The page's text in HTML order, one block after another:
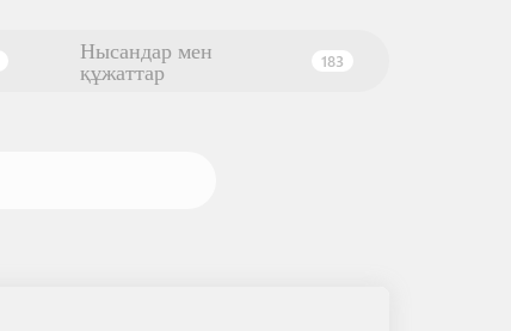
Нысандар мен
құжаттар 183